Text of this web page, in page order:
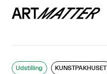
Udstilling KUNSTPAKHUSET